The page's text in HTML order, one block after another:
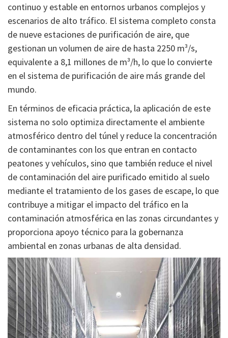
continuo y estable en entornos urbanos complejos y
escenarios de alto tráfico. El sistema completo consta
de nueve estaciones de purificación de aire, que
gestionan un volumen de aire de hasta 2250 m³/s,
equivalente a 8,1 millones de m³/h, lo que lo convierte
en el sistema de purificación de aire más grande del
mundo.
En términos de eficacia práctica, la aplicación de este
sistema no solo optimiza directamente el ambiente
atmosférico dentro del túnel y reduce la concentración
de contaminantes con los que entran en contacto
peatones y vehículos, sino que también reduce el nivel
de contaminación del aire purificado emitido al suelo
mediante el tratamiento de los gases de escape, lo que
contribuye a mitigar el impacto del tráfico en la
contaminación atmosférica en las zonas circundantes y
proporciona apoyo técnico para la gobernanza
ambiental en zonas urbanas de alta densidad.